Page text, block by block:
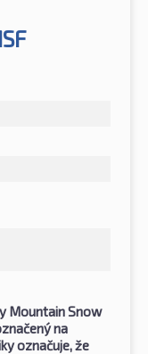
Mountain Snow
na
označuje, že